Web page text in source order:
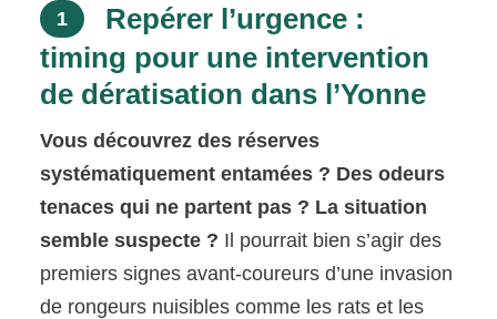
1
Repérer l’urgence :
timing pour une intervention
de dératisation dans l’Yonne
Vous découvrez des réserves
systématiquement entamées ? Des odeurs
tenaces qui ne partent pas ? La situation
semble suspecte ? Il pourrait bien s’agir des
premiers signes avant-coureurs d’une invasion
de rongeurs nuisibles comme les rats et les